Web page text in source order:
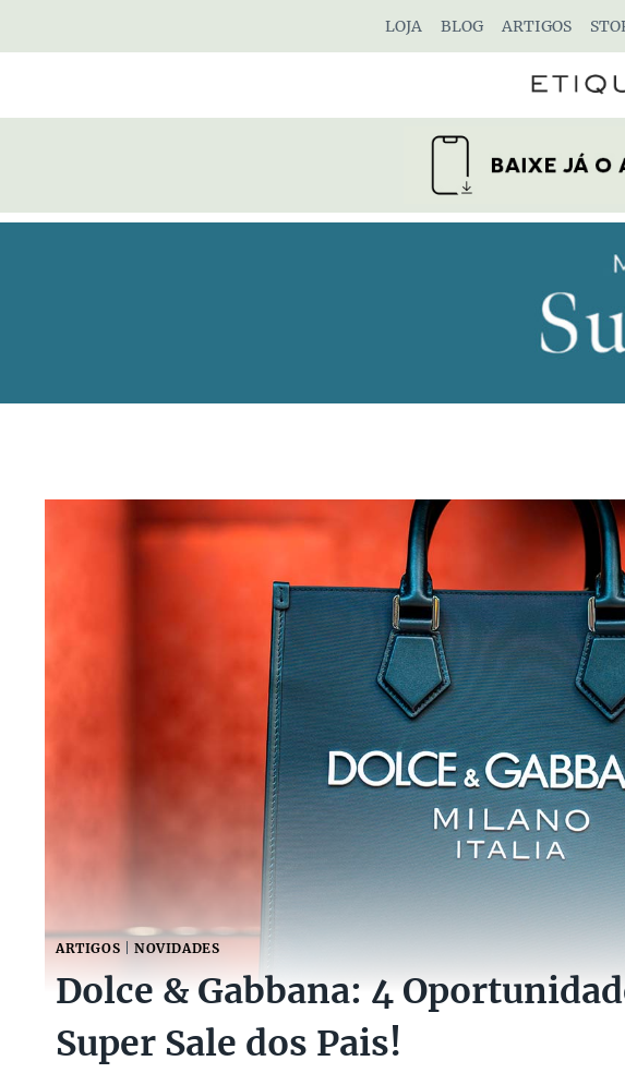
LOJA BLOG ARTIGOS
ARTIGOS NOVIDADES
Dolce & Gabbana: 4
Super Sale dos Pais!